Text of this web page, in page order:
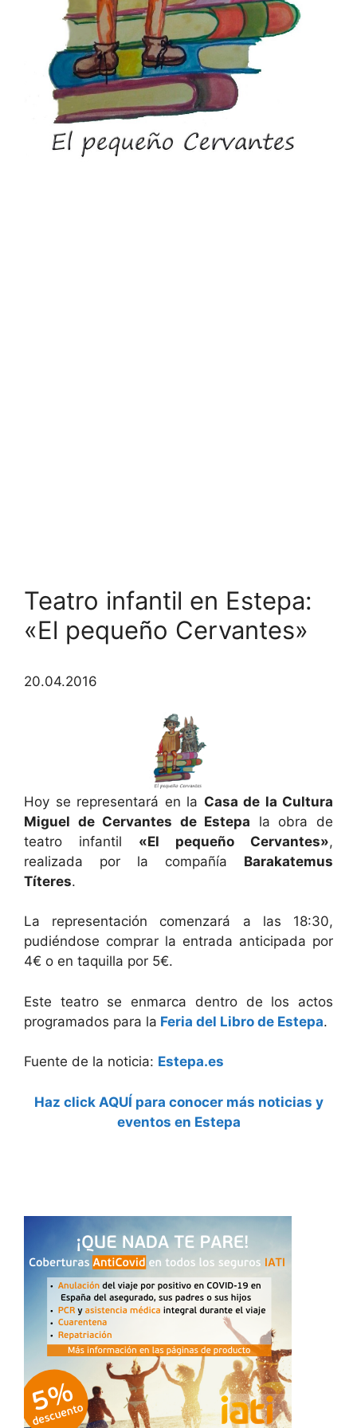
Teatro infantil en Estepa:
«El pequeño Cervantes»
20.04.2016
Hoy se representará en la Casa de la Cultura
Miguel de Cervantes de Estepa la obra de
teatro infantil «El pequeño Cervantes»,
realizada por la compañía Barakatemus
Títeres.
La representación comenzará a las 18:30,
pudiéndose comprar la entrada anticipada por
4€ o en taquilla por 5€.
Este teatro se enmarca dentro de los actos
programados para la Feria del Libro de Estepa.
Fuente de la noticia: Estepa.es
Haz click AQUÍ para conocer más noticias y
eventos en Estepa